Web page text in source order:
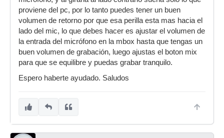
proviene del pc, por lo tanto puedes tener un buen
volumen de retorno por que esa perilla esta mas hacia el
lado del mic, lo que debes hacer es ajustar el volumen de
la entrada del micrófono en la mbox hasta que tengas un
buen volumen de grabación, luego ajustas el boton mix
para que se equilibre y puedas grabar tranquilo.
Espero haberte ayudado. Saludos